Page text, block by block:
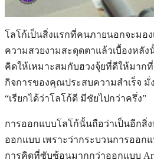
โลโก้เป็นสิ่งแรกที่คนภายนอกจะมอง
ความสวยงามสะดุดตาแล้วเบื้องหลั
คิดให้เหมาะสมกับฮวงจุ้ยที่ดีให้มาก
กิจการของคุณประสบความสำเร็จ มั่
“เรียกได้ว่าโลโก้ดี มีชัยไปกว่าครึ่ง”
การออกแบบโลโก้นั้นถือว่าเป็นอีกสิ่
ออกแบบ เพราะว่ากระบวนการออก
การคิดที่ซับซ้อนมากกว่าออกแบบ